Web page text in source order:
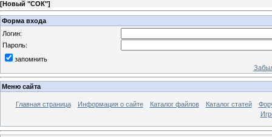
[Новый "СОК"]
Форма входа
Логин:
Пароль:
запомнить
Меню сайта
Главная страница Информация о сайте Каталог файлов Каталог статей